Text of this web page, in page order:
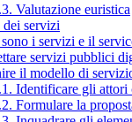
Valutazione euristica
dei servizi
i servizi e il
servizi pubblici
il modello di
Identificare gli
Formulare la